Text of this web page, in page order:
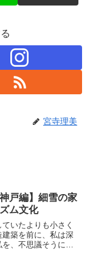
宮寺理美
戸編】細雪の家
ム文化
いたよりも小さく
築を前に、私は深
、不思議そうに夫